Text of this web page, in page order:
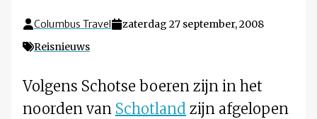
Columbus Travel
zaterdag 27 september, 2008
Reisnieuws
Volgens Schotse boeren zijn in het
noorden van Schotland zijn afgelopen